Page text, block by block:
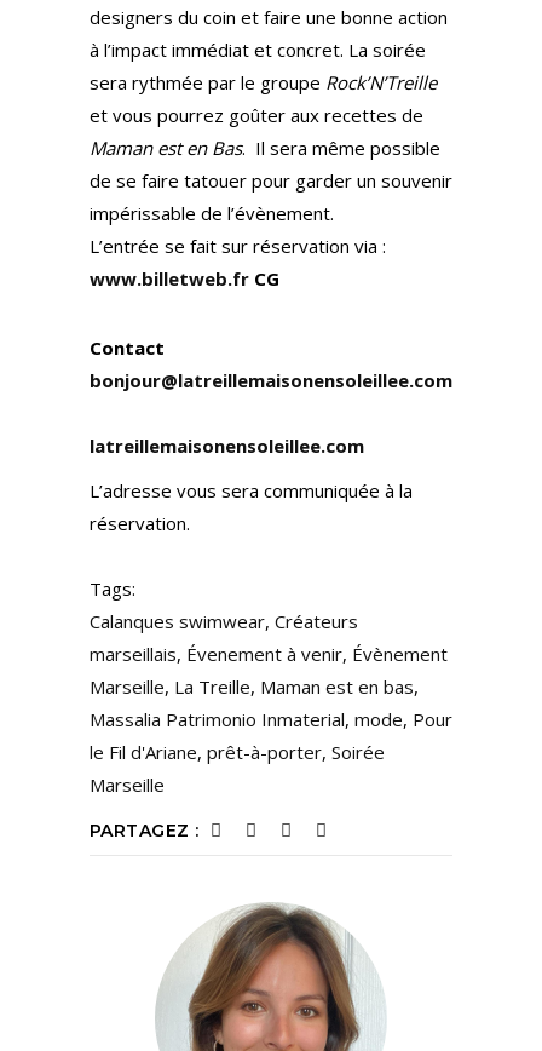
designers du coin et faire une bonne action
à l’impact immédiat et concret. La soirée
sera rythmée par le groupe Rock’N’Treille
et vous pourrez goûter aux recettes de
Maman est en Bas. Il sera même possible
de se faire tatouer pour garder un souvenir
impérissable de l’évènement.
L’entrée se fait sur réservation via :
www.billetweb.fr CG
Contact
bonjour@latreillemaisonensoleillee.com
latreillemaisonensoleillee.com
L’adresse vous sera communiquée à la
réservation.
Tags:
Calanques swimwear, Créateurs
marseillais, Évenement à venir, Évènement
Marseille, La Treille, Maman est en bas,
Massalia Patrimonio Inmaterial, mode, Pour
le Fil d'Ariane, prêt-à-porter, Soirée
Marseille
PARTAGEZ :